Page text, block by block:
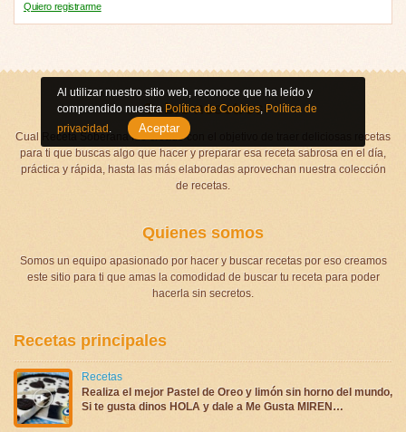
Quiero registrarme
Sobre nosotros
Cual Receta Soberana fue creado con el objetivo de traer deliciosas recetas
para ti que buscas algo que hacer y preparar esa receta sabrosa en el día,
práctica y rápida, hasta las más elaboradas aprovechan nuestra colección
de recetas.
Quienes somos
Somos un equipo apasionado por hacer y buscar recetas por eso creamos
este sitio para ti que amas la comodidad de buscar tu receta para poder
hacerla sin secretos.
Recetas principales
Recetas
Realiza el mejor Pastel de Oreo y limón sin horno del mundo,
Si te gusta dinos HOLA y dale a Me Gusta MIREN…
Al utilizar nuestro sitio web, reconoce que ha leído y
comprendido nuestra Política de Cookies Política de
privacidad
Aceptar